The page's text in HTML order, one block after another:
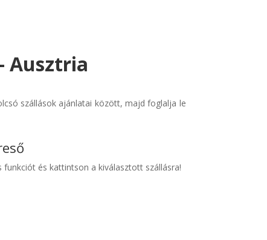
Ausztria
szállások ajánlatai között, majd foglalja le
funkciót és kattintson a kiválasztott szállásra!